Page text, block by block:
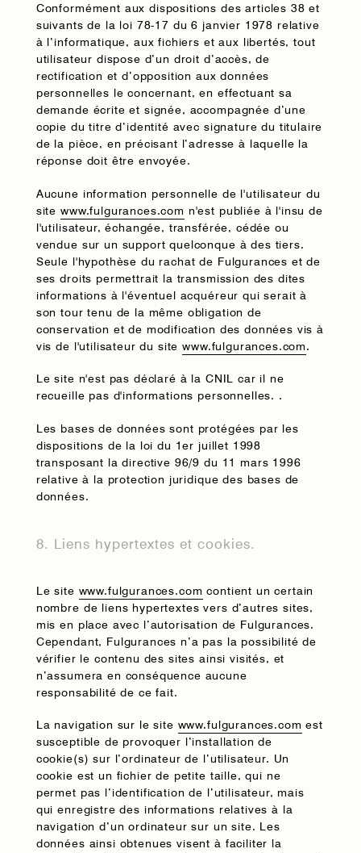
Conformément aux dispositions des articles 38 et
suivants de la loi 78-17 du 6 janvier 1978 relative
à l’informatique, aux fichiers et aux libertés, tout
utilisateur dispose d’un droit d’accès, de
rectification et d’opposition aux données
personnelles le concernant, en effectuant sa
demande écrite et signée, accompagnée d’une
copie du titre d’identité avec signature du titulaire
de la pièce, en précisant l’adresse à laquelle la
réponse doit être envoyée.
Aucune information personnelle de l'utilisateur du
site www.fulgurances.com n'est publiée à l'insu de
l'utilisateur, échangée, transférée, cédée ou
vendue sur un support quelconque à des tiers.
Seule l'hypothèse du rachat de Fulgurances et de
ses droits permettrait la transmission des dites
informations à l'éventuel acquéreur qui serait à
son tour tenu de la même obligation de
conservation et de modification des données vis à
vis de l'utilisateur du sitewww.fulgurances.com.
Le site n'est pas déclaré à la CNIL car il ne
recueille pas d'informations personnelles. .
Les bases de données sont protégées par les
dispositions de la loi du 1er juillet 1998
transposant la directive 96/9 du 11 mars 1996
relative à la protection juridique des bases de
données.
8. Liens hypertextes et cookies.
Le site www.fulgurances.com contient un certain
nombre de liens hypertextes vers d’autres sites,
mis en place avec l’autorisation de Fulgurances.
Cependant, Fulgurances n’a pas la possibilité de
vérifier le contenu des sites ainsi visités, et
n’assumera en conséquence aucune
responsabilité de ce fait.
La navigation sur le site www.fulgurances.com est
susceptible de provoquer l’installation de
cookie(s) sur l’ordinateur de l’utilisateur. Un
cookie est un fichier de petite taille, qui ne
permet pas l’identification de l’utilisateur, mais
qui enregistre des informations relatives à la
navigation d’un ordinateur sur un site. Les
données ainsi obtenues visent à faciliter la